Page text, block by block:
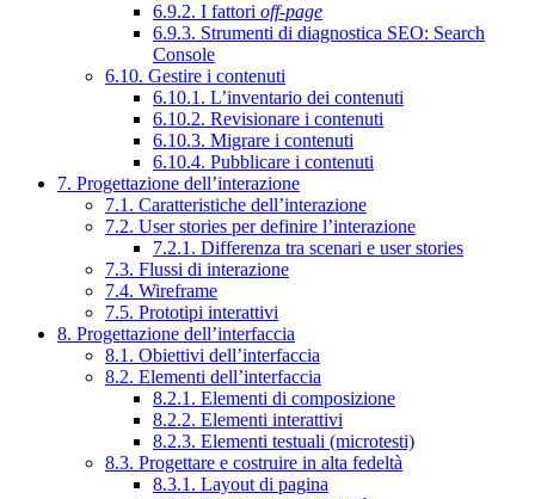
6.9.2. I fattori off-page
6.9.3. Strumenti di diagnostica SEO: Search
Console
6.10. Gestire i contenuti
6.10.1. L’inventario dei contenuti
6.10.2. Revisionare i contenuti
6.10.3. Migrare i contenuti
6.10.4. Pubblicare i contenuti
7. Progettazione dell’interazione
7.1. Caratteristiche dell’interazione
7.2. User stories per definire l’interazione
7.2.1. Differenza tra scenari e user stories
7.3. Flussi di interazione
7.4. Wireframe
7.5. Prototipi interattivi
8. Progettazione dell’interfaccia
8.1. Obiettivi dell’interfaccia
8.2. Elementi dell’interfaccia
8.2.1. Elementi di composizione
8.2.2. Elementi interattivi
8.2.3. Elementi testuali (microtesti)
8.3. Progettare e costruire in alta fedeltà
8.3.1. Layout di pagina